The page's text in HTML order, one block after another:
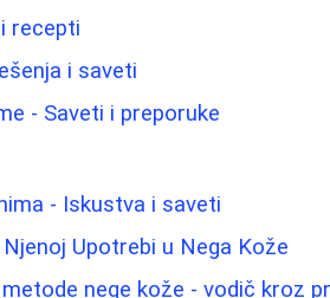
recepti
i saveti
- Saveti i preporuke
- Iskustva i saveti
Upotrebi u Nega Kože
nege kože - vodič kroz